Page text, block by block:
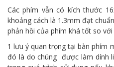
Các phím vẫn có kích thước
khoảng cách là 1.3mm đạt
phản hồi của phím khá tốt so
1 lưu ý quan trọng tại bàn phím
đó là do chúng được làm dính